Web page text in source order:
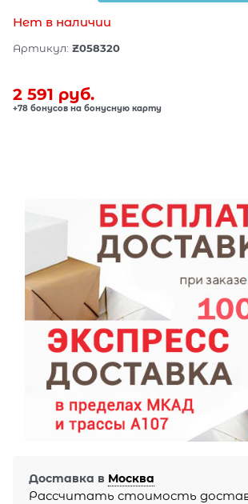
Нет в наличии
Артикул: Z058320
2 591 руб.
+78 бонусов на бонусную карту
Доставка в Москва
Рассчитать стоимость